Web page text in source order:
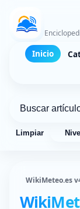
Inicio
Limpiar
WikiMeteo.es